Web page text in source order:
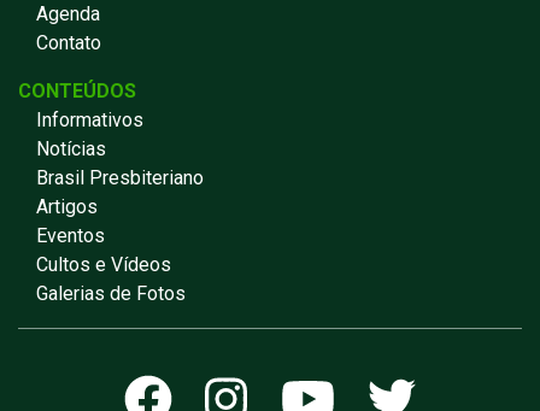
Agenda
Contato
CONTEÚDOS
Informativos
Notícias
Brasil Presbiteriano
Artigos
Eventos
Cultos e Vídeos
Galerias de Fotos